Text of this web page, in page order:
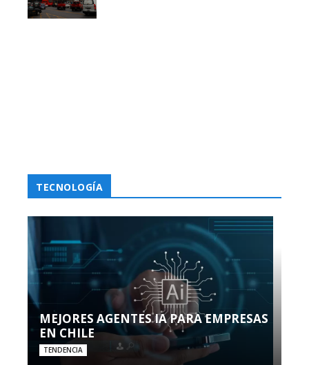
TECNOLOGÍA
MEJORES AGENTES IA PARA EMPRESAS
EN CHILE
TENDENCIA